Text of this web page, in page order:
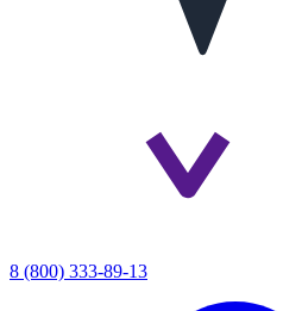
8 (800) 333-89-13